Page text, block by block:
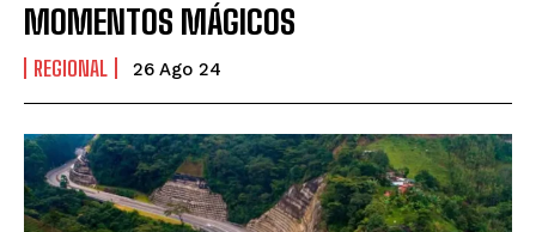
MOMENTOS MÁGICOS
REGIONAL 26 Ago 24